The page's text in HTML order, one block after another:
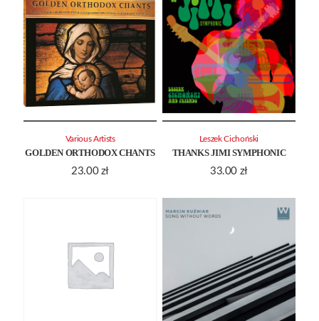
GOLDEN ORTHODOX CHANTS
23.00 zł
Various Artists
THANKS JIMI SYMPHONIC
33.00 zł
Leszek Cichoński